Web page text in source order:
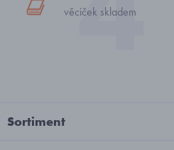
věciček skladem
Sortiment